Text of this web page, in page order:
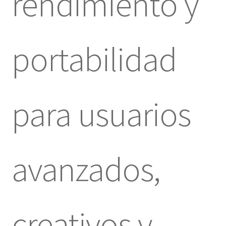
portabilidad
para usuarios
avanzados,